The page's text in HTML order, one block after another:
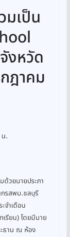
มเป็น
งหวัด
ฎาคม
.
วยนายประภา
รสพม.ชลบุรี
จำเดือน
รียน) โดยมีนาย
ธาน ณ ห้อง